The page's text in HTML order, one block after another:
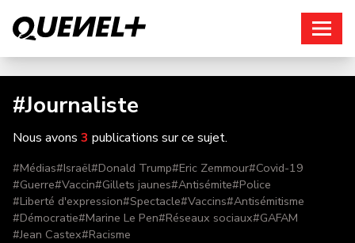
#Journaliste
Nous avons 3 publications sur ce sujet.
#Médias#Israël#Donald Trump#Eric Zemmour#Covid-19
#Guerre#Vaccin#Gillets jaunes#Antisémite#Police
#Liberté d'expression#Spectacle#Vaccins#Antisémitisme
#Démocratie#Marine Le Pen#Réseaux sociaux#GAFAM
#Jean Castex#Racisme